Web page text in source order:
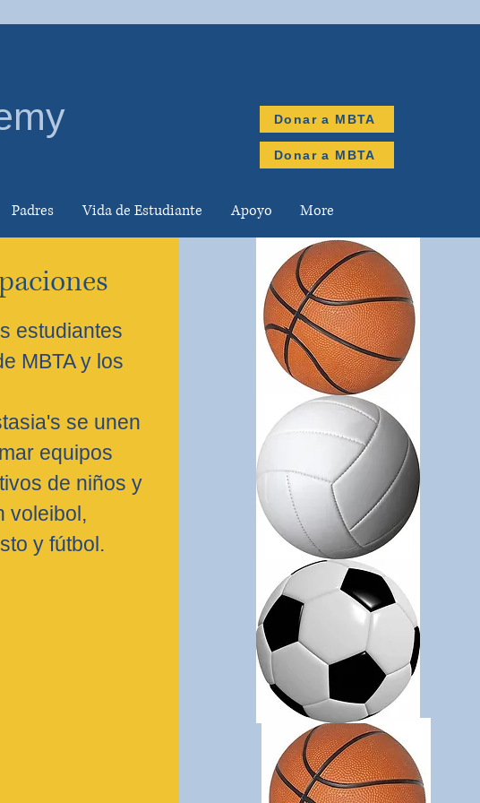
Padres Vida de Estudiante Apoyo More
Donar a MBTA
Donar a MBTA
estudiantes
MBTA y los
se unen
equipos
de niños y
voleibol,
y fútbol.